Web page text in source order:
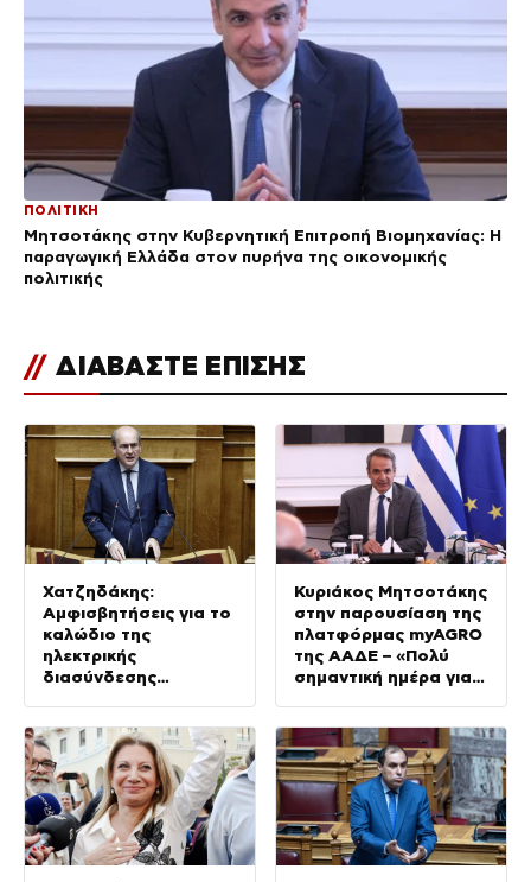
ΠΟΛΙΤΙΚΗ
Μητσοτάκης στην Κυβερνητική Επιτροπή Βιομηχανίας: Η
παραγωγική Ελλάδα στον πυρήνα της οικονομικής
πολιτικής
// ΔΙΑΒΑΣΤΕ ΕΠΙΣΗΣ
Χατζηδάκης:
Αμφισβητήσεις για το
καλώδιο της
ηλεκτρικής
διασύνδεσης
Κυριάκος Μητσοτάκης
στην παρουσίαση της
πλατφόρμας myAGRO
της ΑΑΔΕ – «Πολύ
σημαντική ημέρα για